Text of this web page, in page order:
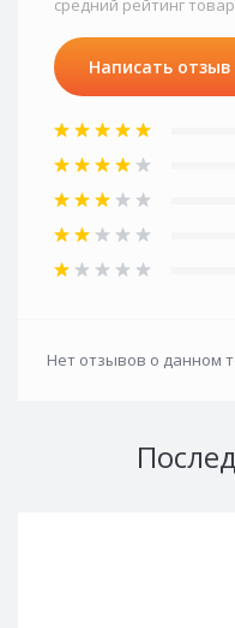
средний рейтинг
Написать отзыв
Нет отзывов о данном